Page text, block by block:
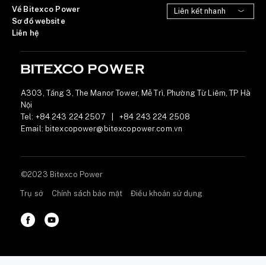
Về Bitexco Power
Sơ đồ website
Liên hệ
A303, Tầng 3, The Manor Tower, Mễ Trì, Phường Từ Liêm, TP Hà
Nội
Tel: +84 243 224 2507
+84 243 224 2508
Email: bitexcopower@bitexcopower.com.vn
©2023 Bitexco Power
Trụ sở Chính sách bảo mật Điều khoản sử dụng